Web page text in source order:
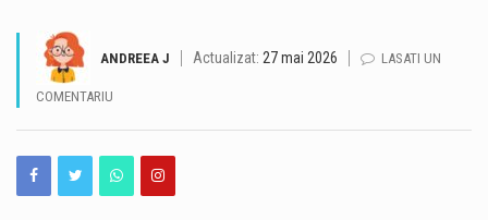
Litoralul românesc este la capacitate maximă în acest weekend, când peste 200.000 de turiști se află în stațiunile de la Marea Neagră, potrivit datelor centralizate de operatorii din turism. Hotelurile, apartamentele de vacanță și celelalte structuri de cazare sunt ocupate în proporție de 100%, iar restaurantele, terasele, beach-barurile, cluburile și operatorii de agrement se confruntă cu un aflux important de clienți. Reprezentanții industriei ospitalității consideră că nivelul ridicat de ocupare reprezintă unul dintre cele mai importante momente ale sezonului estival 2026. Corina Martin, președintele Patronatului RESTO Constanța și secretar general al Federației Patronatelor din Industria Ospitalității din România (FPIOR), spune…
ANDREEA J Actualizat: 27 mai 2026 LASATI UN
COMENTARIU